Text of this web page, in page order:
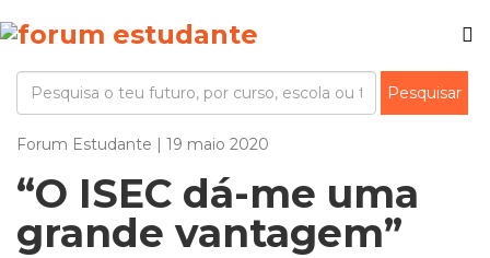
Forum Estudante | 19 maio 2020
“O ISEC dá-me uma
grande vantagem”